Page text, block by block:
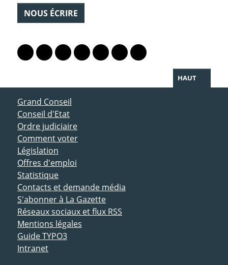
NOUS ÉCRIRE
Lien vers le profil Mastodon
Lien vers le profil Bluesky
Lien vers le profil Instagram
Lien vers le profil Linkedin
Lien vers le profil Facebook
Lien vers le profil Twitter
Partager par WhatsApp
HAUT
ACCÈS DIRECT
Grand Conseil
Conseil d'Etat
Ordre judiciaire
Comment voter
Législation
Offres d'emploi
Statistique
Contacts et demande média
S'abonner à La Gazette
Réseaux sociaux et flux RSS
Mentions légales
Guide TYPO3
Intranet